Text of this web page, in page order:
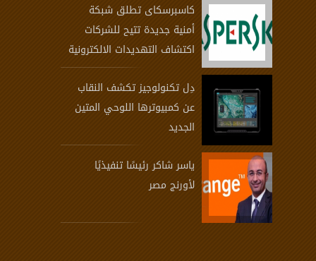
كاسبرسكاى تطلق شبكة
أمنية جديدة تتيح للشركات
اكتشاف التهديدات الالكترونية
دِل تكنولوجيز تكشف النقاب
عن كمبيوترها اللوحي المتين
الجديد
ياسر شاكر رئيسًا تنفيذيًا
لأورنج مصر